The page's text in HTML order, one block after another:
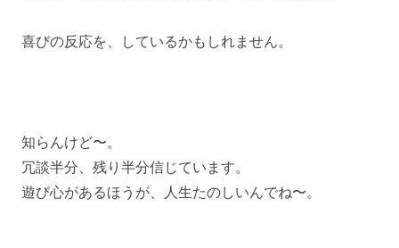
喜びの反応を、しているかもしれません。
知らんけど〜。
冗談半分、残り半分信じています。
遊び心があるほうが、人生たのしいんでね〜。